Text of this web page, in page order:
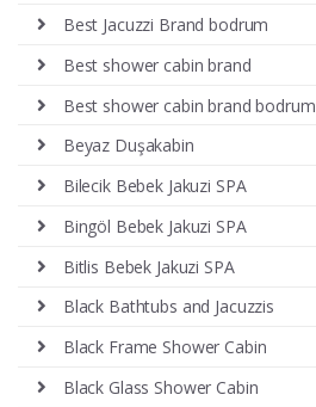
Best Jacuzzi Brand bodrum
Best shower cabin brand
Best shower cabin brand bodrum
Beyaz Duşakabin
Bilecik Bebek Jakuzi SPA
Bingöl Bebek Jakuzi SPA
Bitlis Bebek Jakuzi SPA
Black Bathtubs and Jacuzzis
Black Frame Shower Cabin
Black Glass Shower Cabin